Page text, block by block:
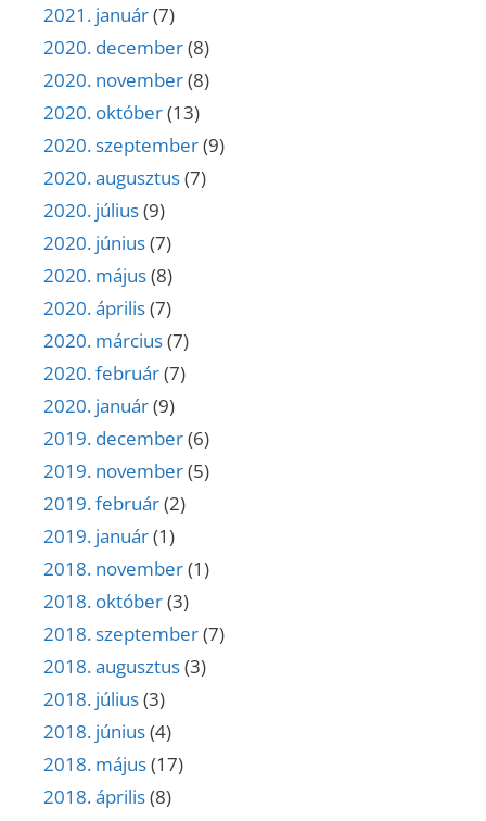
2021. január(7)
2020. december(8)
2020. november(8)
2020. október(13)
2020. szeptember(9)
2020. augusztus(7)
2020. július(9)
2020. június(7)
2020. május(8)
2020. április(7)
2020. március(7)
2020. február(7)
2020. január(9)
2019. december(6)
2019. november(5)
2019. február(2)
2019. január(1)
2018. november(1)
2018. október(3)
2018. szeptember(7)
2018. augusztus(3)
2018. július(3)
2018. június(4)
2018. május(17)
2018. április(8)